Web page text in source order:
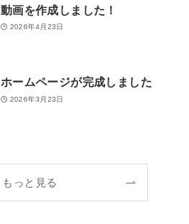
動画を作成しました！
2026年4月23日
ホームページが完成しました
2026年3月23日
もっと見る